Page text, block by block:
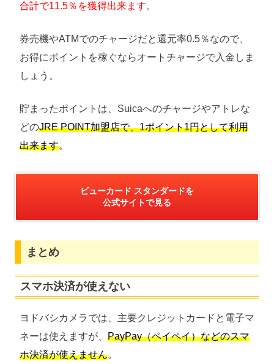
合計で11.5％を獲得出来ます。
券売機やATMでのチャージだと還元率0.5％なので、
お得にポイントを稼ぐならオートチャージで入金しま
しょう。
貯まったポイントは、Suicaへのチャージやアトレな
どのJRE POINT加盟店で、1ポイント1円として利用
出来ます。
ビューカード スタンダードを
公式サイトで見る
まとめ
スマホ決済が使えない
ヨドバシカメラでは、主要クレジットカードと電子マ
ネーは使えますが、 PayPay（ペイペイ）などのスマ
ホ決済が使えません。